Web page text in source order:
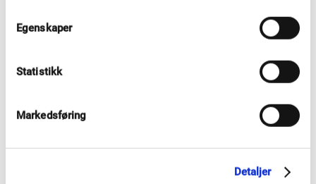
Egenskaper
Statistikk
Markedsføring
Detaljer
av:
kommune)
13,
2000
for Gaular
av:
26